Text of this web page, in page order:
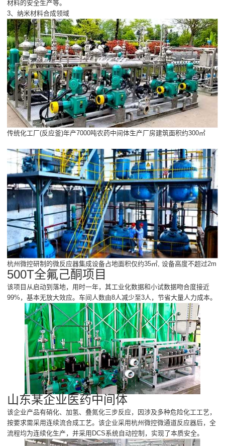
材料的安全生产等。
3、纳米材料合成领域
传统化工厂(反应釜)年产7000吨农药中间体生产厂房建筑面积约300㎡
杭州微控研制的微反应器集成设备占地面积仅约35㎡, 设备高度不超过2m
500T全氟己酮项目
该项目从启动到落地，用时一年，其工业化数据和小试数据吻合度接近
99%，基本无放大效应。车间人数由8人减少至3人，节省大量人力成本。
山东某企业医药中间体
该企业产品有硝化、加氢、叠氮化三步反应，因涉及多种危险化工工艺，
按要求需采用连续流合成工艺。该企业采用杭州微控微通道反应器后，全
流程均为连续化生产，并采用DCS系统自动控制，实现了本质安全。